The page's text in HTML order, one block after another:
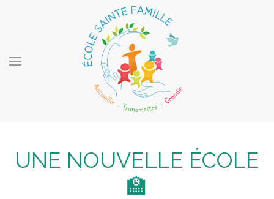
UNE NOUVELLE ÉCOLE
🏫